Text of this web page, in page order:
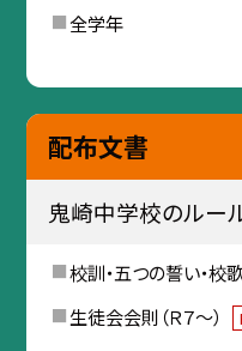
全学年
配布文書
鬼崎中学校のルー
校訓・五つの誓い・
生徒会会則（Ｒ７～）